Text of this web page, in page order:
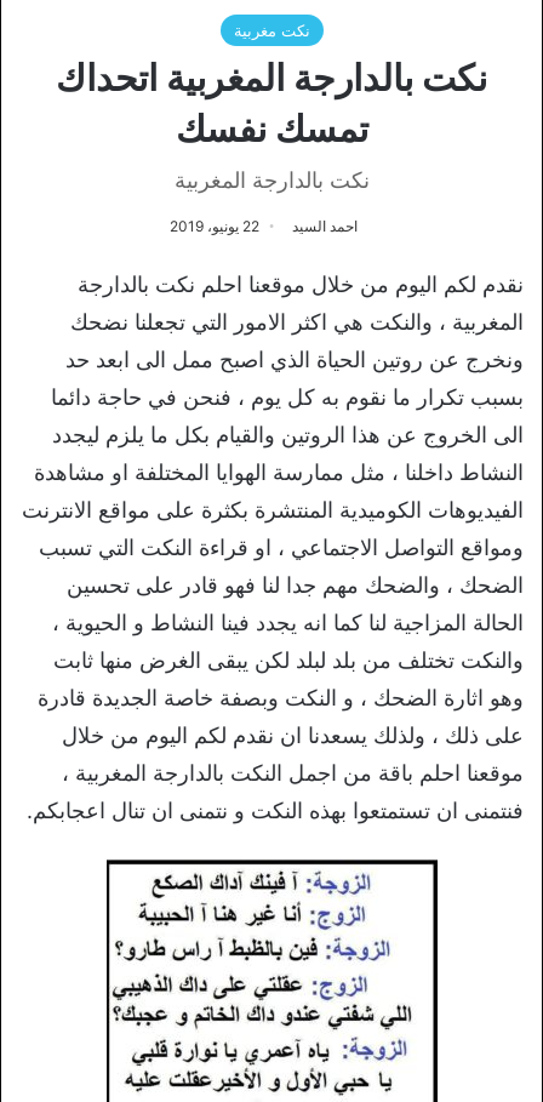
نكت مغربية
نكت بالدارجة المغربية اتحداك
تمسك نفسك
نكت بالدارجة المغربية
احمد السيد 22 يونيو، 2019
نقدم لكم اليوم من خلال موقعنا احلم نكت بالدارجة
المغربية ، والنكت هي اكثر الامور التي تجعلنا نضحك
ونخرج عن روتين الحياة الذي اصبح ممل الى ابعد حد
بسبب تكرار ما نقوم به كل يوم ، فنحن في حاجة دائما
الى الخروج عن هذا الروتين والقيام بكل ما يلزم ليجدد
النشاط داخلنا ، مثل ممارسة الهوايا المختلفة او مشاهدة
الفيديوهات الكوميدية المنتشرة بكثرة على مواقع الانترنت
ومواقع التواصل الاجتماعي ، او قراءة النكت التي تسبب
الضحك ، والضحك مهم جدا لنا فهو قادر على تحسين
الحالة المزاجية لنا كما انه يجدد فينا النشاط و الحيوية ،
والنكت تختلف من بلد لبلد لكن يبقى الغرض منها ثابت
وهو اثارة الضحك ، و النكت وبصفة خاصة الجديدة قادرة
على ذلك ، ولذلك يسعدنا ان نقدم لكم اليوم من خلال
موقعنا احلم باقة من اجمل النكت بالدارجة المغربية ،
فنتمنى ان تستمتعوا بهذه النكت و نتمنى ان تنال اعجابكم.